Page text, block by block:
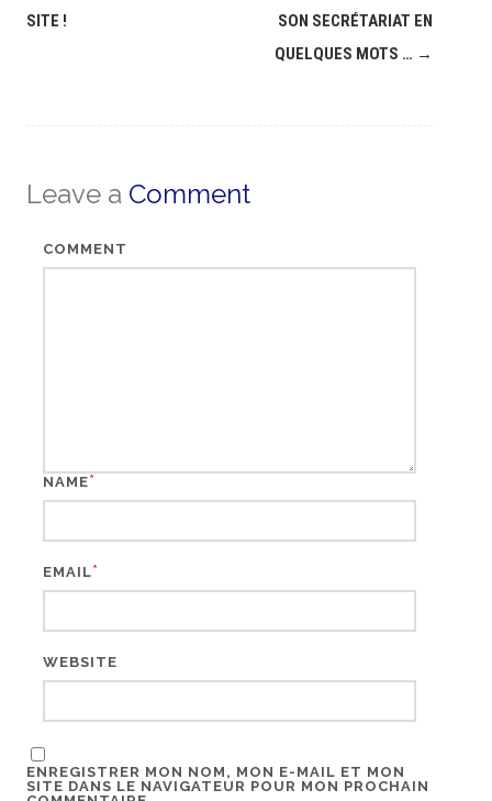
navigation
SITE !
SON SECRÉTARIAT EN
QUELQUES MOTS … →
Leave a Comment
COMMENT
NAME*
EMAIL*
WEBSITE
ENREGISTRER MON NOM, MON E-MAIL ET MON
SITE DANS LE NAVIGATEUR POUR MON PROCHAIN